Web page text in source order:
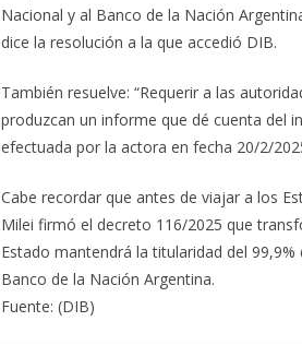
Nacional y al Banco de la Nación
dice la resolución a la que accedió DIB.
También resuelve: “Requerir a las
produzcan un informe que dé cuenta del
efectuada por la actora en fecha 20/2/
Cabe recordar que antes de viajar a los
Milei firmó el decreto 116/2025 que
Estado mantendrá la titularidad del
Banco de la Nación Argentina.
Fuente: (DIB)